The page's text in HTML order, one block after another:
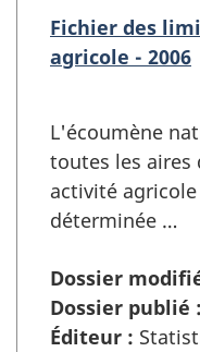
Fichier des
agricole - 2006
L'écoumène
toutes les aires
activité
déterminée …
Dossier
Dossier publié :
Éditeur :